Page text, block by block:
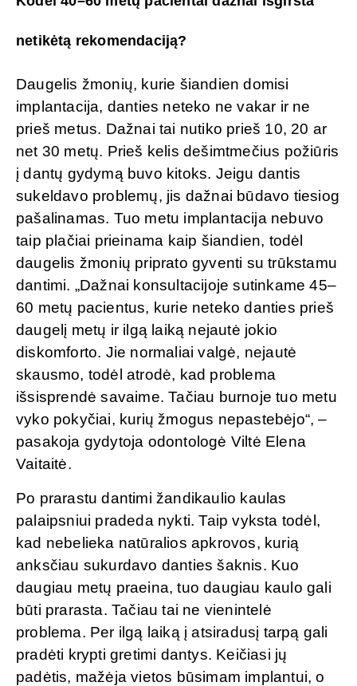
netikėtą rekomendaciją?
Daugelis žmonių, kurie šiandien domisi
implantacija, danties neteko ne vakar ir ne
prieš metus. Dažnai tai nutiko prieš 10, 20 ar
net 30 metų. Prieš kelis dešimtmečius požiūris
į dantų gydymą buvo kitoks. Jeigu dantis
sukeldavo problemų, jis dažnai būdavo tiesiog
pašalinamas. Tuo metu implantacija nebuvo
taip plačiai prieinama kaip šiandien, todėl
daugelis žmonių priprato gyventi su trūkstamu
dantimi. „Dažnai konsultacijoje sutinkame 45–
60 metų pacientus, kurie neteko danties prieš
daugelį metų ir ilgą laiką nejautė jokio
diskomforto. Jie normaliai valgė, nejautė
skausmo, todėl atrodė, kad problema
išsisprendė savaime. Tačiau burnoje tuo metu
vyko pokyčiai, kurių žmogus nepastebėjo“, –
pasakoja gydytoja odontologė Viltė Elena
Vaitaitė.
Po prarastu dantimi žandikaulio kaulas
palaipsniui pradeda nykti. Taip vyksta todėl,
kad nebelieka natūralios apkrovos, kurią
anksčiau sukurdavo danties šaknis. Kuo
daugiau metų praeina, tuo daugiau kaulo gali
būti prarasta. Tačiau tai ne vienintelė
problema. Per ilgą laiką į atsiradusį tarpą gali
pradėti krypti gretimi dantys. Keičiasi jų
padėtis, mažėja vietos būsimam implantui, o